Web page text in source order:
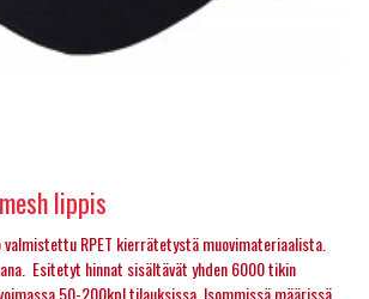
lippis
valmistettu RPET kierrätetystä muovimateriaalista.
Esitetyt hinnat sisältävät yhden 6000 tikin
50-200kpl tilauksissa. Isommissä määrissä